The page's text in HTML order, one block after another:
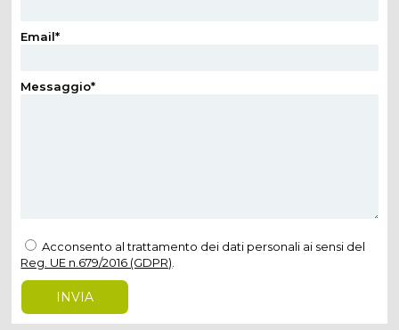
Email*
Messaggio*
Acconsento al trattamento dei dati personali ai sensi del
Reg. UE n.679/2016 (GDPR)